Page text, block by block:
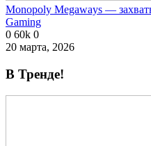
Monopoly Megaways —
Gaming
0 60k 0
20 марта, 2026
В Тренде!